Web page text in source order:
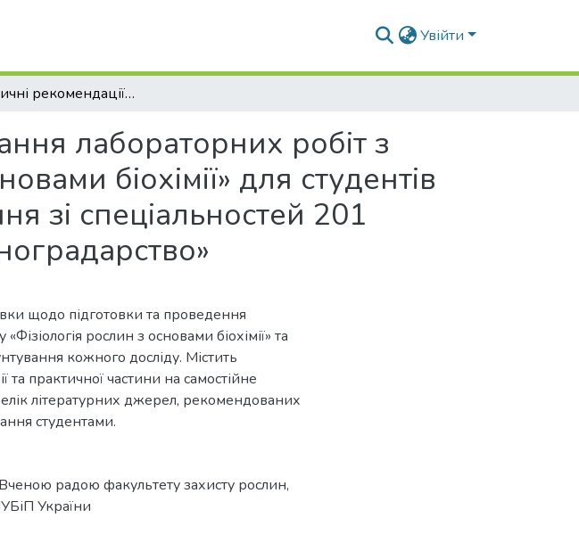
Увійти
Методичні рекомендації для виконання лабораторних робіт з дисципліни «Фізіологія рослин з основами біохімії» для студентів ОС «Бакалавр» очної форми навчання зі спеціальностей 201 «Агрономія», 203 «Садівництво і виноградарство»
лабораторних робіт з
біохімії» для студентів
зі спеціальностей 201
щодо підготовки та проведення
рослин з основами біохімії» та
кожного досліду. Містить
та практичної частини на самостійне
літературних джерел, рекомендованих
студентами.
радою факультету захисту рослин,
України